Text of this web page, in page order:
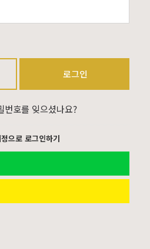
로그인
번호를 잊으셨나요?
으로 로그인하기